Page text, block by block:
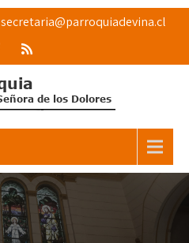
secretaria@parroquiadevina.cl